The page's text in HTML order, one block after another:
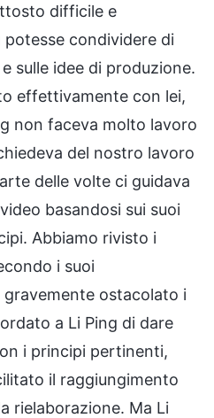
difficile e
potesse condividere di
sulle idee di produzione.
effettivamente con lei,
non faceva molto lavoro
del nostro lavoro
delle volte ci guidava
basandosi sui suoi
Abbiamo rivisto i
i suoi
ostacolato i
a Li Ping di dare
i principi pertinenti,
il raggiungimento
rielaborazione. Ma Li